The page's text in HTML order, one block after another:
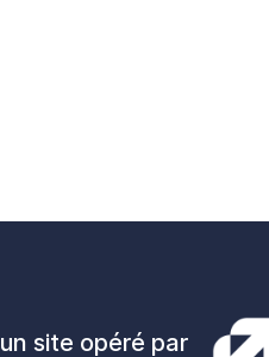
un site opéré par